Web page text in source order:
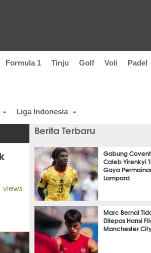
Formula 1 Tinju Golf Voli Padel
Liga Indonesia
views
Berita Terbaru
Gabung
Caleb Yirenkyi
Gaya
Lampard
3 menit 48 detik lalu
Marc Bernal
Dilepas Hansi
Manchester